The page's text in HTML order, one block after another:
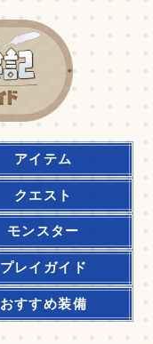
アイテム
クエスト
モンスター
プレイガイド
おすすめ装備